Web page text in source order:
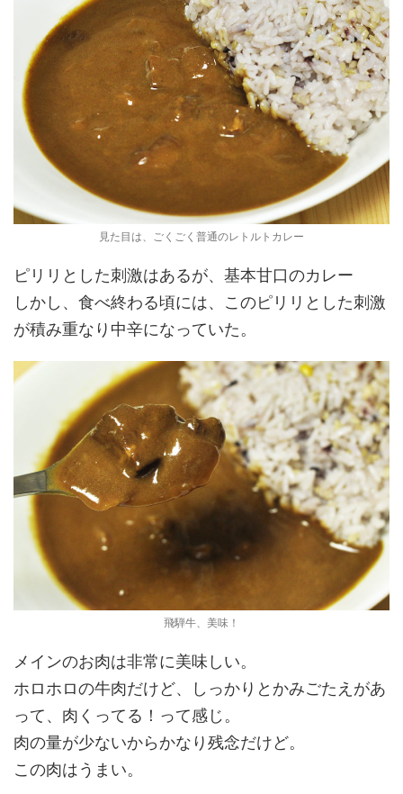
見た目は、ごくごく普通のレトルトカレー
ピリリとした刺激はあるが、基本甘口のカレー
しかし、食べ終わる頃には、このピリリとした刺激
が積み重なり中辛になっていた。
飛騨牛、美味！
メインのお肉は非常に美味しい。
ホロホロの牛肉だけど、しっかりとかみごたえがあ
って、肉くってる！って感じ。
肉の量が少ないからかなり残念だけど。
この肉はうまい。